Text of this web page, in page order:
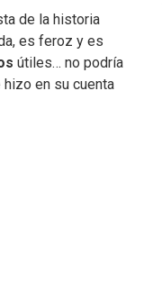
de la historia
es feroz y es
útiles… no podría
en su cuenta